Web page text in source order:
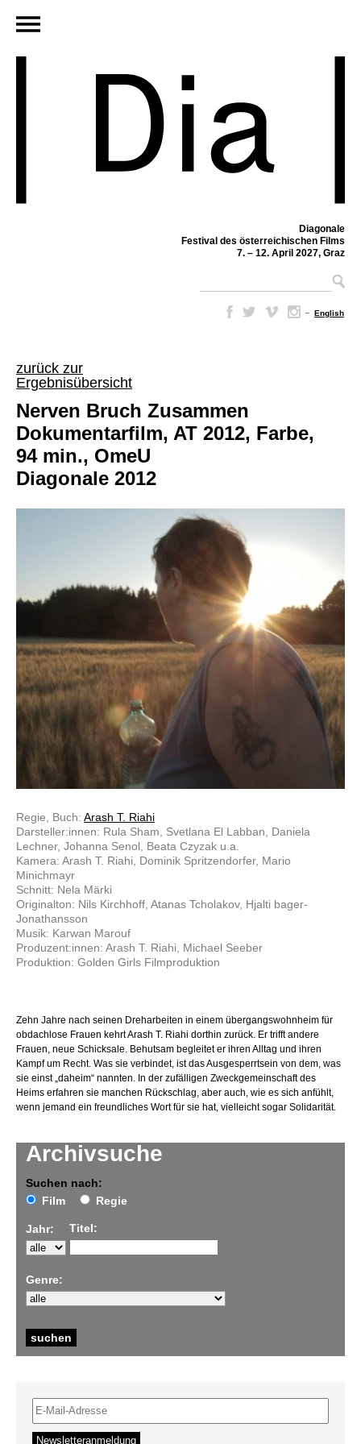
Diagonale
Festival des österreichischen Films
7. – 12. April 2027, Graz
– English
zurück zur
Ergebnisübersicht
Archivsuche
Suchen nach:
Film
Regie
Jahr: Titel:
Genre:
Nerven Bruch Zusammen
Dokumentarfilm, AT 2012, Farbe,
94 min., OmeU
Diagonale 2012
Regie, Buch: Arash T. Riahi
Darsteller:innen: Rula Sham, Svetlana El Labban, Daniela
Lechner, Johanna Senol, Beata Czyzak u.a.
Kamera: Arash T. Riahi, Dominik Spritzendorfer, Mario
Minichmayr
Schnitt: Nela Märki
Originalton: Nils Kirchhoff, Atanas Tcholakov, Hjalti bager-
Jonathansson
Musik: Karwan Marouf
Produzent:innen: Arash T. Riahi, Michael Seeber
Produktion: Golden Girls Filmproduktion
Zehn Jahre nach seinen Dreharbeiten in einem übergangswohnheim für
obdachlose Frauen kehrt Arash T. Riahi dorthin zurück. Er trifft andere
Frauen, neue Schicksale. Behutsam begleitet er ihren Alltag und ihren
Kampf um Recht. Was sie verbindet, ist das Ausgesperrtsein von dem, was
sie einst „daheim“ nannten. In der zufälligen Zweckgemeinschaft des
Heims erfahren sie manchen Rückschlag, aber auch, wie es sich anfühlt,
wenn jemand ein freundliches Wort für sie hat, vielleicht sogar Solidarität.